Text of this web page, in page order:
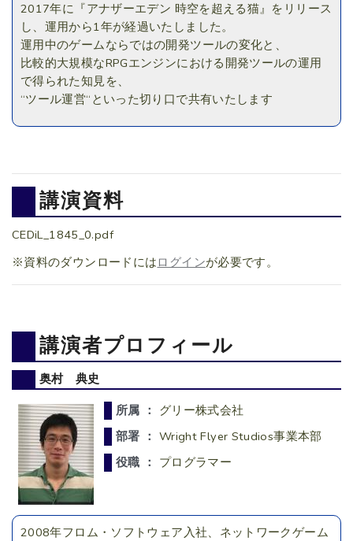
2017年に『アナザーエデン 時空を超える猫』をリリース
し、運用から1年が経過いたしました。
運用中のゲームならではの開発ツールの変化と、
比較的大規模なRPGエンジンにおける開発ツールの運用
で得られた知見を、
“ツール運営“といった切り口で共有いたします
講演資料
CEDiL_1845_0.pdf
※資料のダウンロードには ログインが必要です。
講演者プロフィール
奥村 典史
所属 ： グリー株式会社
部署 ： Wright Flyer Studios事業本部
役職 ： プログラマー
2008年フロム・ソフトウェア入社、ネットワークゲーム